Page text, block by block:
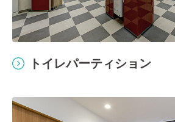
トイレパーティション